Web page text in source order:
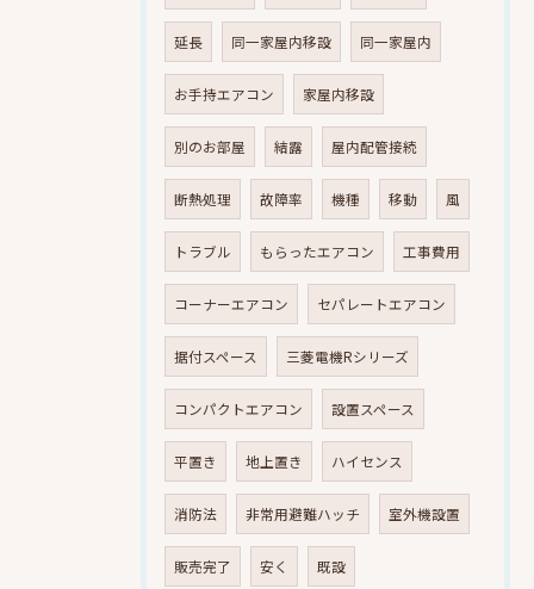
延長 同一家屋内移設 同一家屋内
お手持エアコン 家屋内移設
別のお部屋 結露 屋内配管接続
断熱処理 故障率 機種 移動 風
トラブル もらったエアコン 工事費用
コーナーエアコン セパレートエアコン
据付スペース 三菱電機Rシリーズ
コンパクトエアコン 設置スペース
平置き 地上置き ハイセンス
消防法 非常用避難ハッチ 室外機設置
販売完了 安く 既設